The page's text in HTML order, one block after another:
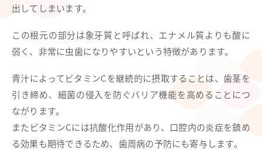
出してしまいます。
この根元の部分は象牙質と呼ばれ、エナメル質よりも酸に
弱く、非常に虫歯になりやすいという特徴があります。
青汁によってビタミンCを継続的に摂取することは、歯茎を
引き締め、細菌の侵入を防ぐバリア機能を高めることにつ
ながります。
またビタミンCには抗酸化作用があり、口腔内の炎症を鎮め
る効果も期待できるため、歯周病の予防にも寄与します。